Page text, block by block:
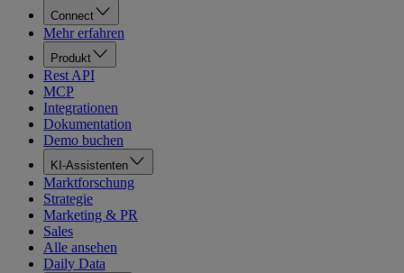
Connect
Mehr erfahren
Produkt
Rest API
MCP
Integrationen
Dokumentation
Demo buchen
KI-Assistenten
Marktforschung
Strategie
Marketing & PR
Sales
Alle ansehen
Daily Data